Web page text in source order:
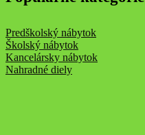
Predškolský nábytok
Školský nábytok
Kancelársky nábytok
Nahradné diely